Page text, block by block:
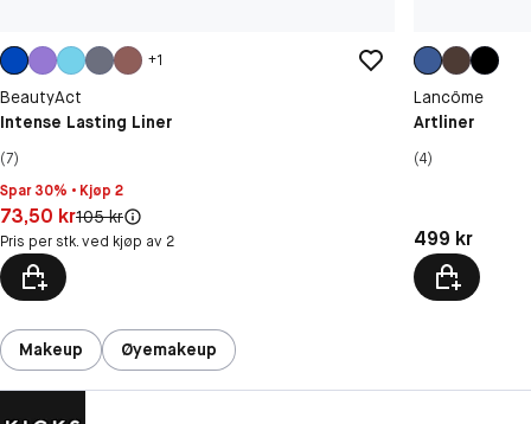
+1
BeautyAct
Intense Lasting Liner
(7)
Spar 30% • Kjøp 2
Pris: 73,50 kr
73,50 krOriginal pris:
105 kr
Pris per stk. ved kjøp av 2
Lancôme
Artliner
(4)
Pris: 499 kr
499 kr
Makeup Øyemakeup